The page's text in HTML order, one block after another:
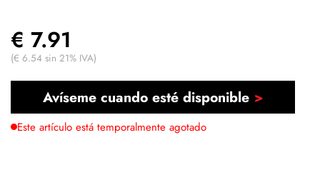
€ 7.91
(€ 6.54 sin 21% IVA)
Avíseme cuando esté disponible
Este artículo está temporalmente agotado